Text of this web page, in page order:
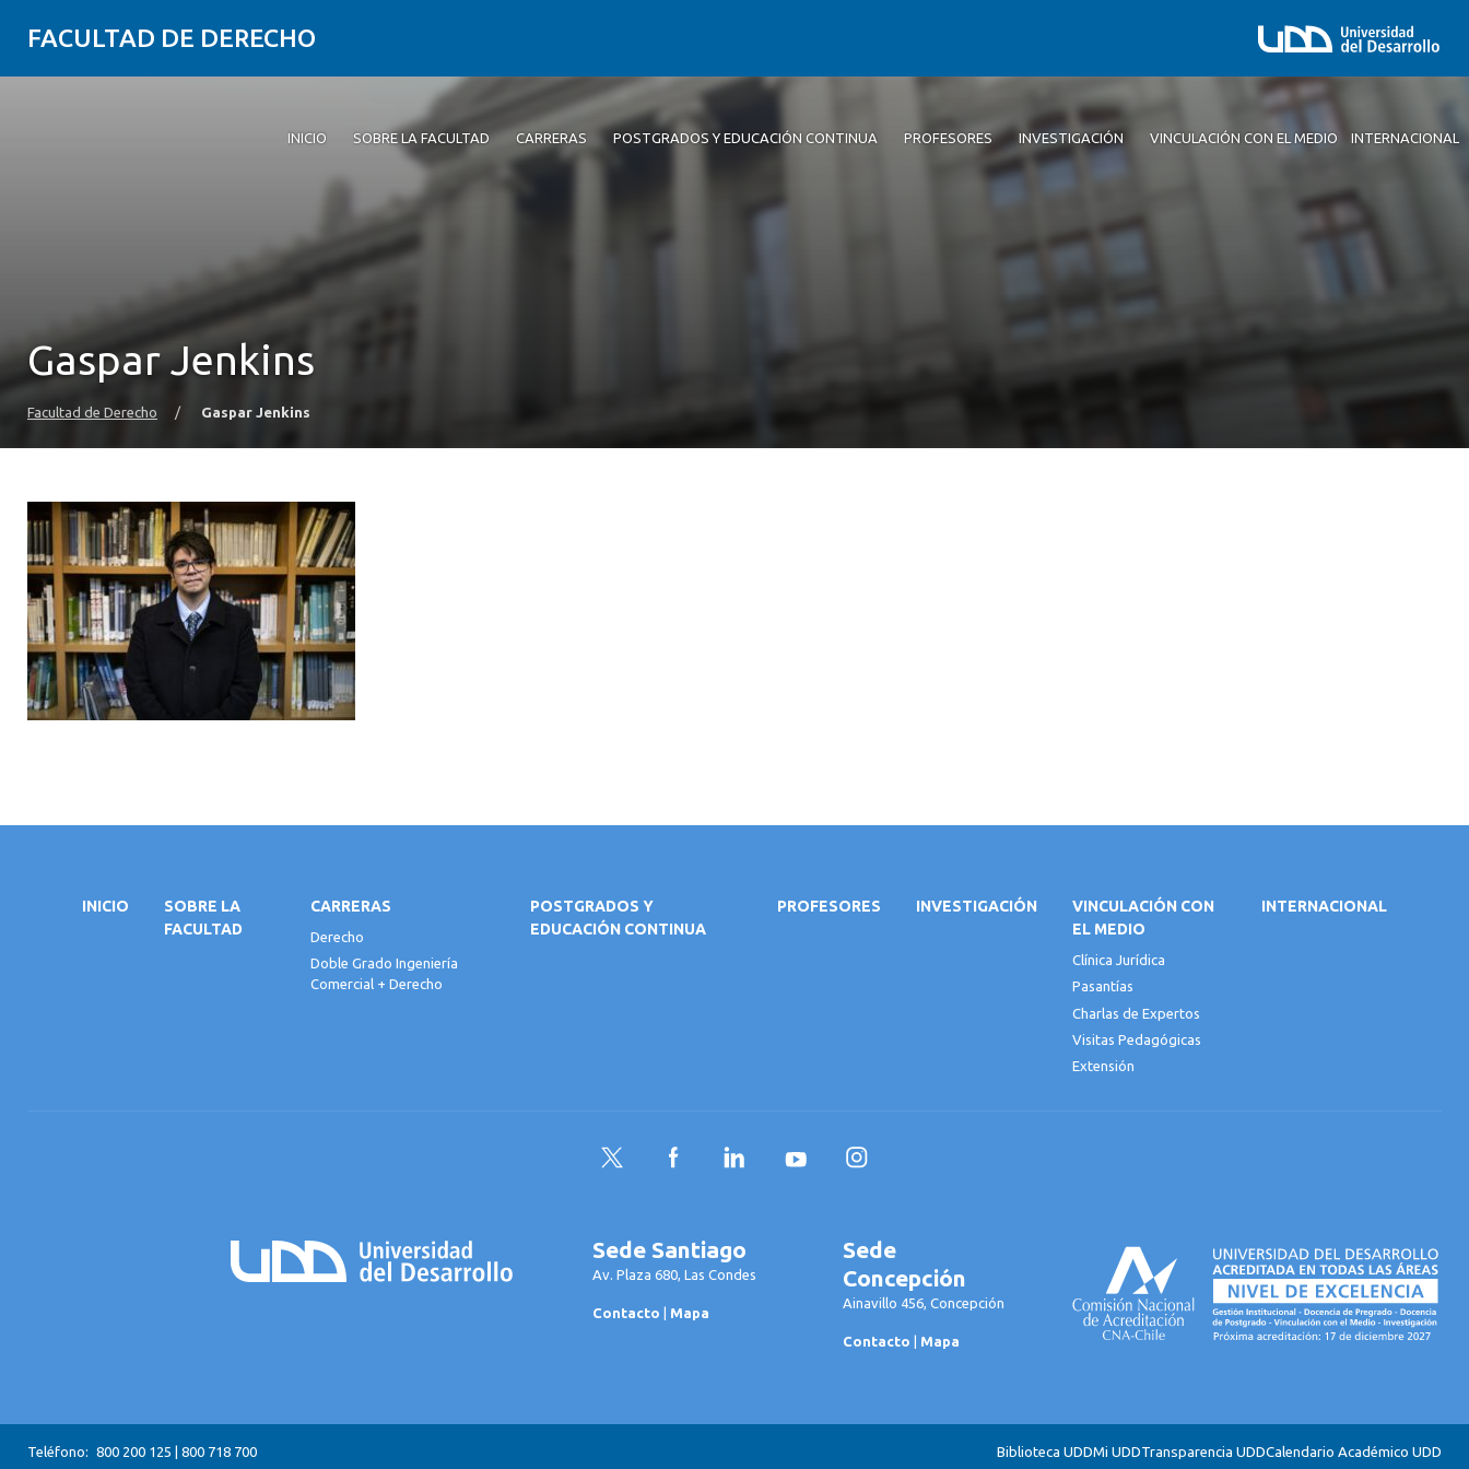
FACULTAD DE DERECHO
INICIO SOBRE LA FACULTAD CARRERAS POSTGRADOS Y EDUCACIÓN CONTINUA PROFESORES INVESTIGACIÓN VINCULACIÓN CON EL MEDIO INTERNACIONAL
Gaspar Jenkins
Facultad de Derecho / Gaspar Jenkins
INICIO
SOBRE LA
FACULTAD
CARRERAS
Derecho
Doble Grado Ingeniería
Comercial + Derecho
POSTGRADOS Y
EDUCACIÓN CONTINUA
PROFESORES INVESTIGACIÓN
VINCULACIÓN CON
EL MEDIO
Clínica Jurídica
Pasantías
Charlas de Expertos
Visitas Pedagógicas
Extensión
INTERNACIONAL
Twitter FacebookLinkedInYouTubeInstagram
Sede Santiago
Av. Plaza 680, Las Condes
Contacto | Mapa
Sede
Concepción
Ainavillo 456, Concepción
Contacto | Mapa
Teléfono: 800 200 125 | 800 718 700 Biblioteca UDDMi UDDTransparencia UDDCalendario Académico UDD